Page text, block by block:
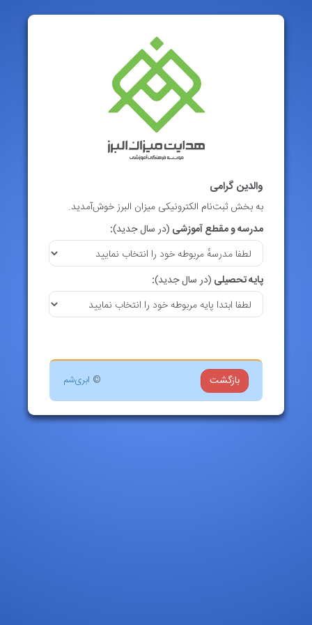
والدین گرامی
به بخش ثبت‌نام الکترونیکی میزان البرز خوش‌آمدید.
مدرسه و مقطع آموزشی (در سال جدید):
پایه تحصیلی (در سال جدید):
بازگشت © ابری‌شم